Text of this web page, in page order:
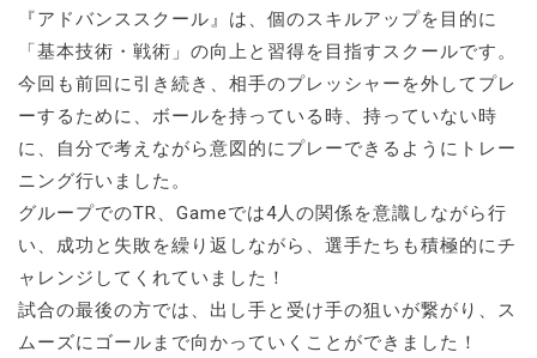
『アドバンススクール』は、個のスキルアップを目的に
「基本技術・戦術」の向上と習得を目指すスクールです。
今回も前回に引き続き、相手のプレッシャーを外してプレ
ーするために、ボールを持っている時、持っていない時
に、自分で考えながら意図的にプレーできるようにトレー
ニング行いました。
グループでのTR、Gameでは4人の関係を意識しながら行
い、成功と失敗を繰り返しながら、選手たちも積極的にチ
ャレンジしてくれていました！
試合の最後の方では、出し手と受け手の狙いが繋がり、ス
ムーズにゴールまで向かっていくことができました！